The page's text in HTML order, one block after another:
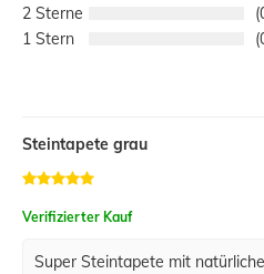
2
1
Steintapete grau
Verifizierter Kauf
Super Steintapete mit